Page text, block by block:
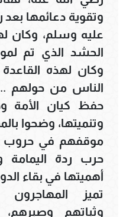
وتقوية دعائمها
عليه وسلم، وكان
الحشد الذي تم
وكان لهذه
الناس من حولهم
حفظ كيان الأمة
وتنميتها، وضحوا
موقفهم في حروب
حرب ردة
أهميتها في بقاء
تميز المهاجرون
وثباتهم